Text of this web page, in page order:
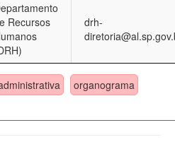
Recursos
drh-
organograma